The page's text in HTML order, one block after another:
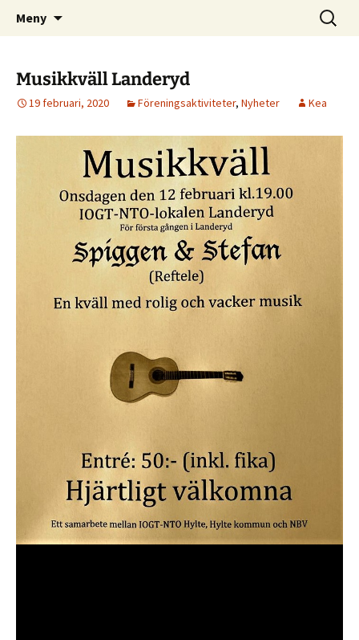
IOGT-NTO Hyltebruk
Vi blir fler och fler
Meny
Sök
efter:
Musikkväll Landeryd
19 februari, 2020 Föreningsaktiviteter, Nyheter Kea